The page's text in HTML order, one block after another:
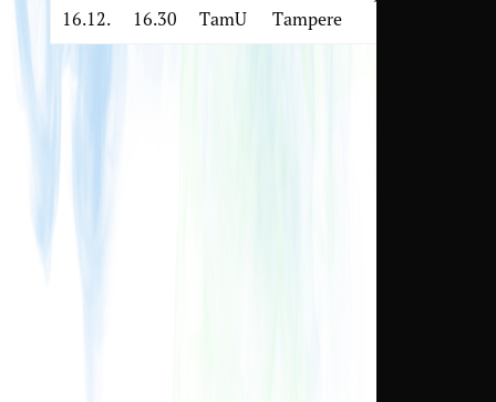
16.12.
16.30
TamU
Tampere